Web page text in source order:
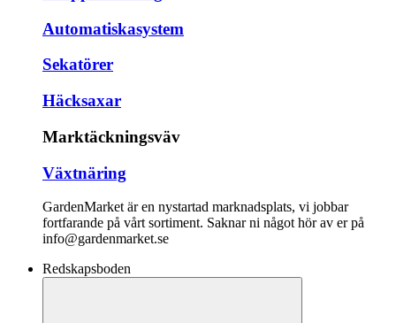
Automatiskasystem
Sekatörer
Häcksaxar
Marktäckningsväv
Växtnäring
GardenMarket är en nystartad marknadsplats, vi jobbar
fortfarande på vårt sortiment. Saknar ni något hör av er på
info@gardenmarket.se
Redskapsboden